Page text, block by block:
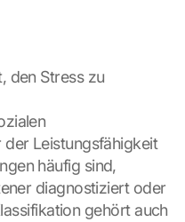
den Stress zu
Leistungsfähigkeit
häufig sind,
diagnostiziert oder
gehört auch